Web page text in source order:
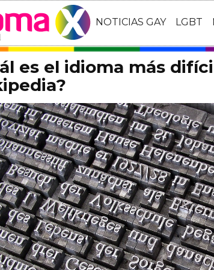
NOTICIAS GAY LGBT
es el idioma más